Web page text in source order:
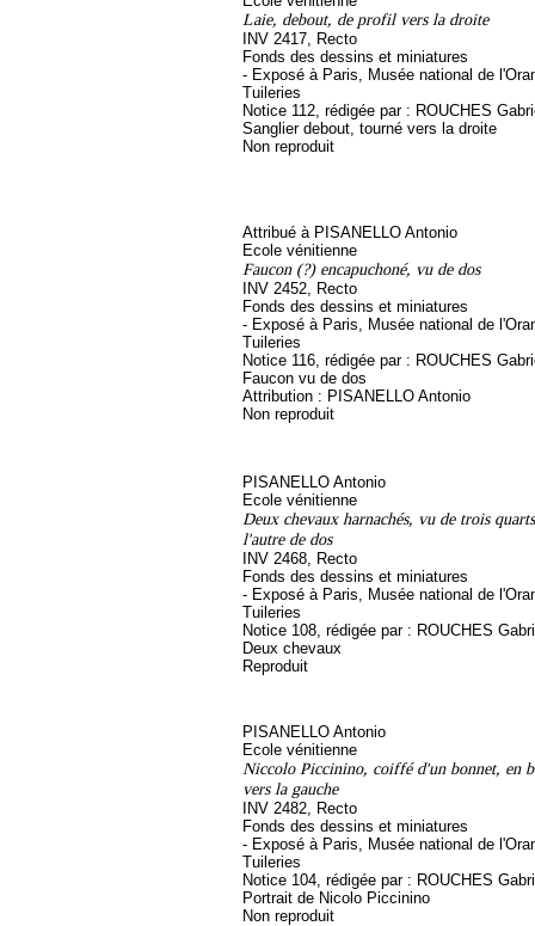
Laie, debout, de profil vers la droite
INV 2417, Recto
Fonds des dessins et miniatures
- Exposé à Paris, Musée national de
Tuileries
Notice 112, rédigée par : ROUCHES
Sanglier debout, tourné vers la droite
Non reproduit
Attribué à PISANELLO Antonio
Ecole vénitienne
Faucon (?) encapuchoné, vu de dos
INV 2452, Recto
Fonds des dessins et miniatures
- Exposé à Paris, Musée national de
Tuileries
Notice 116, rédigée par : ROUCHES
Faucon vu de dos
Attribution : PISANELLO Antonio
Non reproduit
PISANELLO Antonio
Ecole vénitienne
Deux chevaux harnachés, vu de trois
l'autre de dos
INV 2468, Recto
Fonds des dessins et miniatures
- Exposé à Paris, Musée national de
Tuileries
Notice 108, rédigée par : ROUCHES
Deux chevaux
Reproduit
PISANELLO Antonio
Ecole vénitienne
Niccolo Piccinino, coiffé d'un bonnet, en
vers la gauche
INV 2482, Recto
Fonds des dessins et miniatures
- Exposé à Paris, Musée national de
Tuileries
Notice 104, rédigée par : ROUCHES
Portrait de Nicolo Piccinino
Non reproduit